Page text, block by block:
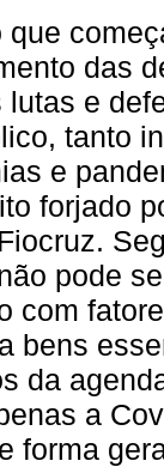
que
das
lutas e
tanto
e
forjado
pode
com
bens
da
a
forma